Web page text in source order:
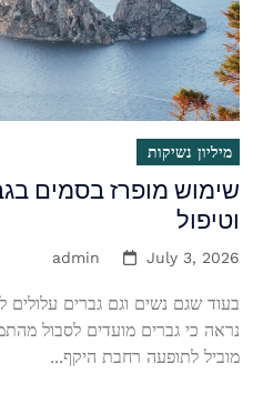
מיליון נשיקות
שימוש מופרז בסמים
וטיפול
admin July 3, 2026
בעוד שגם נשים וגם גברים
נראה כי גברים מועדים לסבול
מוביל לתופעה רחבת היקף...